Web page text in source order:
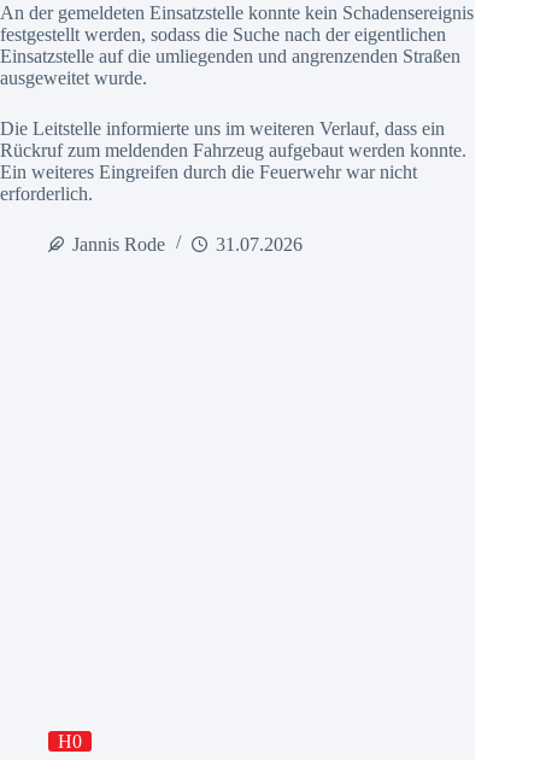
An der gemeldeten Einsatzstelle konnte kein Schadensereignis
festgestellt werden, sodass die Suche nach der eigentlichen
Einsatzstelle auf die umliegenden und angrenzenden Straßen
ausgeweitet wurde.
Die Leitstelle informierte uns im weiteren Verlauf, dass ein
Rückruf zum meldenden Fahrzeug aufgebaut werden konnte.
Ein weiteres Eingreifen durch die Feuerwehr war nicht
erforderlich.
Jannis Rode 31.07.2026
H0